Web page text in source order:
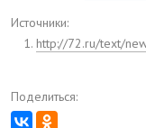
Источники:
http://72.ru/text/
Поделиться: